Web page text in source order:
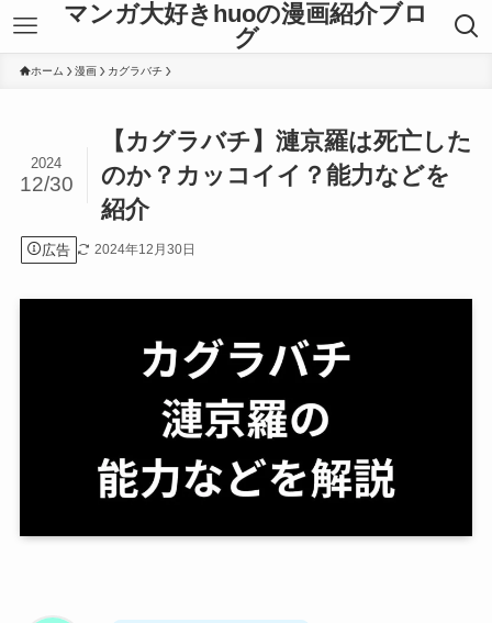
マンガ大好きhuoの漫画紹介ブロ
グ
ホーム 漫画 カグラバチ
【カグラバチ】漣京羅は死亡した
のか？カッコイイ？能力などを
紹介
2024
12/30
広告 2024年12月30日